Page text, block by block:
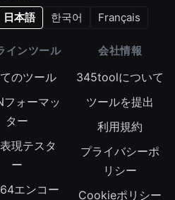
日本語 한국어 Français
インツール
のツール
フォーマッ
ター
現テスタ
ー
エンコー
会社情報
345toolについて
ツールを提出
利用規約
プライバシーポ
リシー
Cookieポリシー